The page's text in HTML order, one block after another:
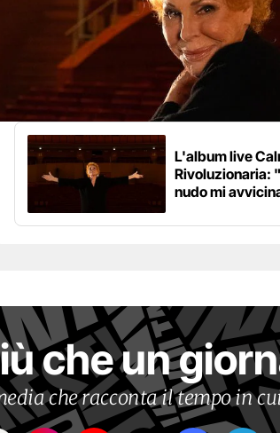
L'album live
Rivoluzionaria:
nudo mi
che un
che racconta il tempo in